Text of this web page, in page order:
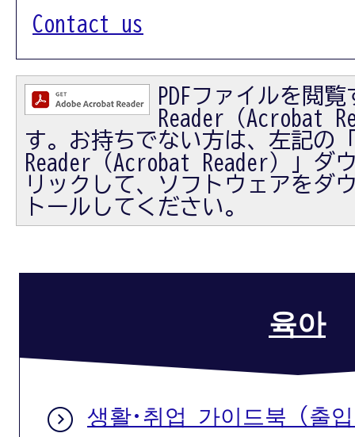
Contact us
PDFファイルを閲
Reader（Acrobat
す。お持ちでない方は、左記の
Reader（Acrobat Reader）」ダ
リックして、ソフトウェアをダ
トールしてください。
육아
생활·취업 가이드북（출